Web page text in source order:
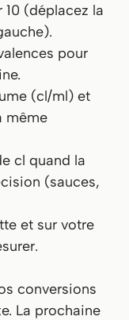
10 (déplacez la
pour
(cl/ml) et
même
cl quand la
(sauces,
et sur votre
conversions
La prochaine